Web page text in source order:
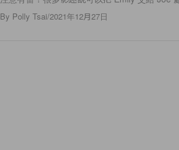
By Polly Tsai/2021年12月27日